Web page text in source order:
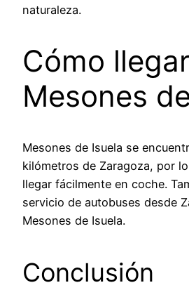
naturaleza.
Cómo
Mesones
Mesones de Isuela se
kilómetros de Zaragoza, por
llegar fácilmente en coche.
servicio de autobuses desde
Mesones de Isuela.
Conclusión